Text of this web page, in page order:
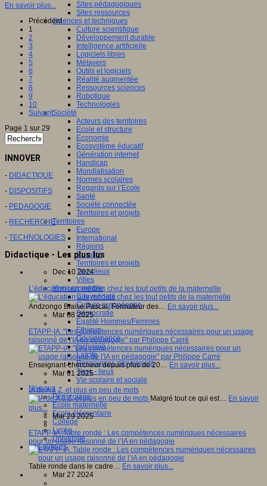
Sites pédagogiques
Sites ressources
Sciences et techniques
Culture scientifique
Développement durable
Intelligence artificielle
Logiciels libres
Métavers
Outils et logiciels
Réalité augmentée
Ressources sciences
Robotique
Technologies
Société
Acteurs des territoires
Ecole et structure
Economie
Ecosystème éducatif
Génération internet
Handicap
Mondialisation
Normes scolaires
Regards sur l’Ecole
Santé
Société connectée
Territoires et projets
Territoires
Europe
International
Régions
Ruralité
Territoires et projets
Tiers lieux
Villes
Vivre ensemble
Citoyenneté
Culture européenne
Démocratie
Egalité Hommes/Femmes
Ethique
Gouvernance
Inclusion
Laïcité
Ressources citoyenneté
Tiers - lieux
Vie scolaire et sociale
Niveaux
Périscolaire
Ecole maternelle
Ecole élémentaire
Collège
Lycée
Université
Les auteurs
En savoir plus...
Précédent
1
2
3
4
5
6
7
8
9
10
Suivant
Page 1 sur 29
INNOVER
- DIDACTIQUE
- DISPOSITIFS
- PEDAGOGIE
- RECHERCHE
- TECHNOLOGIES
Didactique - Les plus lus
Dec 10 2024
L’éducation aux médias chez les tout petits de la maternelle
Andzongo Blaise Pascal, Formateur des… En savoir plus...
Mar 08 2025
ETAPP-IA :"Les compétences numériques nécessaires pour un usage
raisonné de l'IA en pédagogie" par Philippe Carré
Enseignant-chercheur depuis plus de 20… En savoir plus...
Mar 01 2025
IA de A à Z, et plus en peu de mots
Malgré tout ce qui est… En savoir
plus...
Mar 29 2025
ETAPP-IA :Table ronde : Les compétences numériques nécessaires
pour un usage raisonné de l’IA en pédagogie
Table ronde dans le cadre… En savoir plus...
Mar 27 2024